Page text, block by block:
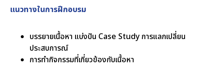
แนวทางในการฝึกอบรม
บรรยายเนื้อหา แบ่งปัน Case Study การแลกเปลี่ยน
ประสบการณ์
การทำกิจกรรมที่เกี่ยวข้องกับเนื้อหา